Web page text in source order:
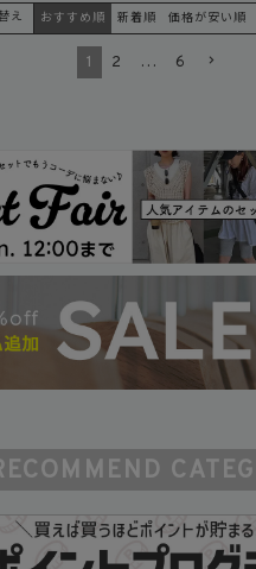
え おすすめ順 新着順 価格が安い順
1 2 … 6